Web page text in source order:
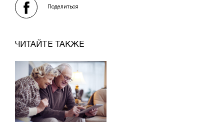
Поделиться
ЧИТАЙТЕ ТАКЖЕ